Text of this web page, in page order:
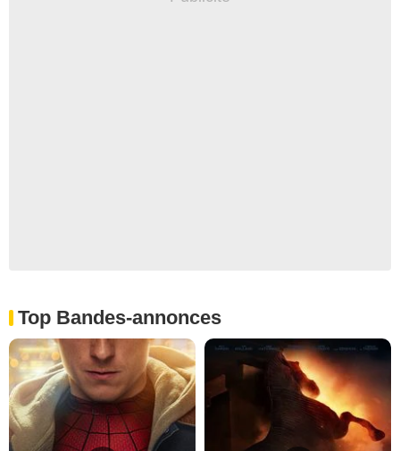
Top Bandes-annonces